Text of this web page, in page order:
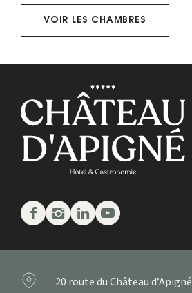
VOIR LES CHAMBRES
Facebook
Instagram
LinkedinYoutube
20 route du Château d’Apigné